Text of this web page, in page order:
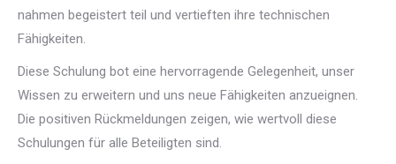
nahmen begeistert teil und vertieften ihre technischen
Fähigkeiten.
Diese Schulung bot eine hervorragende Gelegenheit, unser
Wissen zu erweitern und uns neue Fähigkeiten anzueignen.
Die positiven Rückmeldungen zeigen, wie wertvoll diese
Schulungen für alle Beteiligten sind.